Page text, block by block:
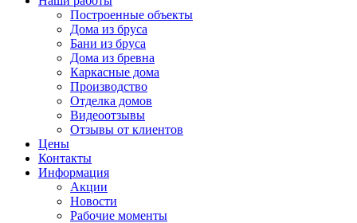
Построенные объекты
Дома из бруса
Бани из бруса
Дома из бревна
Каркасные дома
Производство
Отделка домов
Видеоотзывы
Отзывы от клиентов
Цены
Контакты
Информация
Акции
Новости
Рабочие моменты